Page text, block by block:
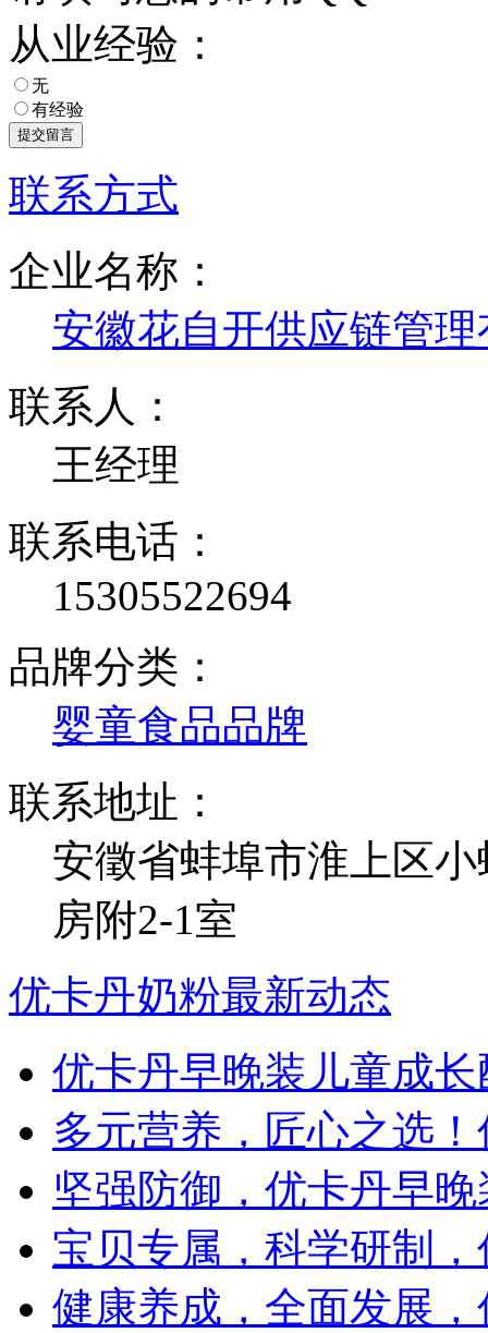
从业经验：
无
有经验
联系方式
企业名称：
安徽花自开供应链管
联系人：
王经理
联系电话：
15305522694
品牌分类：
婴童食品品牌
联系地址：
安徵省蚌埠市淮上区
房附2-1室
优卡丹奶粉最新动态
优卡丹早晚装儿童成
多元营养，匠心之选
坚强防御，优卡丹早
宝贝专属，科学研制
健康养成，全面发展